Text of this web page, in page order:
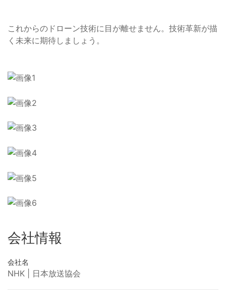
これからのドローン技術に目が離せません。技術革新が描
く未来に期待しましょう。
会社情報
会社名
NHK | 日本放送協会